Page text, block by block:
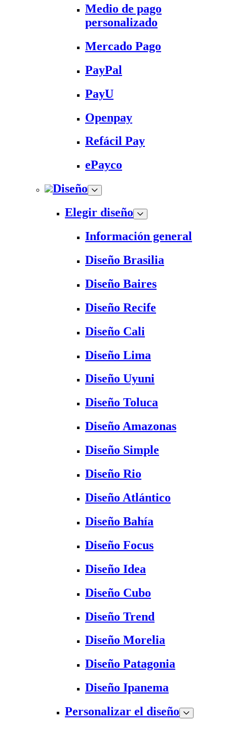
Medio de pago
personalizado
Mercado Pago
PayPal
PayU
Openpay
Refácil Pay
ePayco
Diseño
Elegir diseño
Información general
Diseño Brasilia
Diseño Baires
Diseño Recife
Diseño Cali
Diseño Lima
Diseño Uyuni
Diseño Toluca
Diseño Amazonas
Diseño Simple
Diseño Rio
Diseño Atlántico
Diseño Bahía
Diseño Focus
Diseño Idea
Diseño Cubo
Diseño Trend
Diseño Morelia
Diseño Patagonia
Diseño Ipanema
Personalizar el diseño